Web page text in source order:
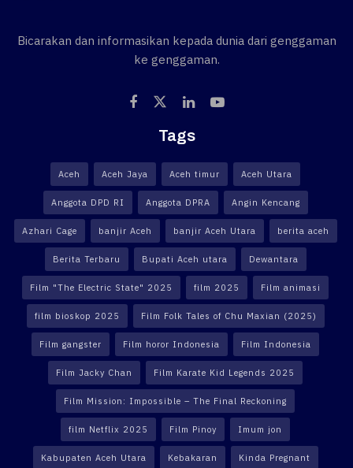
Bicarakan dan informasikan kepada dunia dari genggaman
ke genggaman.
Tags
Aceh Aceh Jaya Aceh timur Aceh Utara
Anggota DPD RI Anggota DPRA Angin Kencang
Azhari Cage banjir Aceh banjir Aceh Utara berita aceh
Berita Terbaru Bupati Aceh utara Dewantara
Film "The Electric State" 2025 film 2025 Film animasi
film bioskop 2025 Film Folk Tales of Chu Maxian (2025)
Film gangster Film horor Indonesia Film Indonesia
Film Jacky Chan Film Karate Kid Legends 2025
Film Mission: Impossible – The Final Reckoning
film Netflix 2025 Film Pinoy Imum jon
Kabupaten Aceh Utara Kebakaran Kinda Pregnant